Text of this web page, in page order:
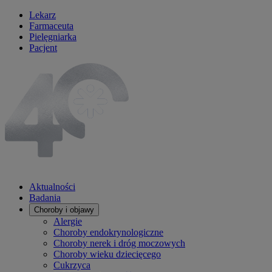
Lekarz
Farmaceuta
Pielęgniarka
Pacjent
Aktualności
Badania
Choroby i objawy
Alergie
Choroby endokrynologiczne
Choroby nerek i dróg moczowych
Choroby wieku dziecięcego
Cukrzyca